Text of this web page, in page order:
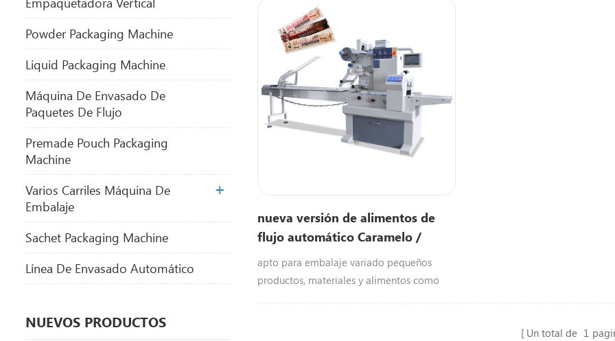
nueva versión de alimentos de
flujo automático Caramelo /
Chocolate / energía / granola /
proteína empaquetadora de
apto para embalaje variado pequeños
productos, materiales y alimentos como
Un total de 1
Powder Packaging Machine
Liquid Packaging Machine
Máquina De Envasado De
Paquetes De Flujo
Premade Pouch Packaging
Machine
Varios Carriles Máquina De
Embalaje
Sachet Packaging Machine
Línea De Envasado Automático
NUEVOS PRODUCTOS